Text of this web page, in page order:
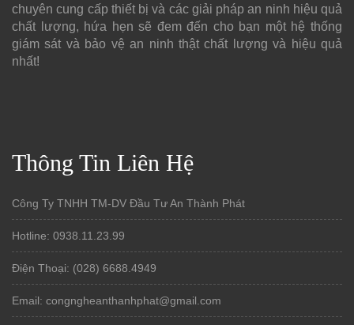
chuyên cung cấp thiết bị và các giải pháp an ninh hiệu quả
chất lượng, hứa hẹn sẽ đem đến cho bạn một hệ thống
giám sát và bảo vệ an ninh thật chất lượng và hiệu quả
nhất!
Thông Tin Liên Hệ
Công Ty TNHH TM-DV Đầu Tư An Thành Phát
Hotline: 0938.11.23.99
Điện Thoại: (028) 6688.4949
Email: congngheanthanhphat@gmail.com